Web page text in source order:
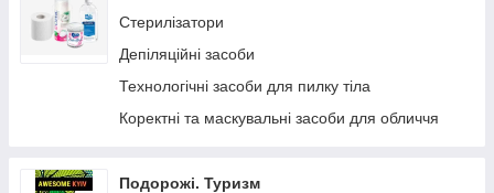
Стерилізатори
Депіляційні засоби
Технологічні засоби для пилку тіла
Коректні та маскувальні засоби для обличчя
Подорожі. Туризм